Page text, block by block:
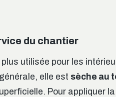
du chantier
utilisée pour les
elle est sèche au
Pour appliquer